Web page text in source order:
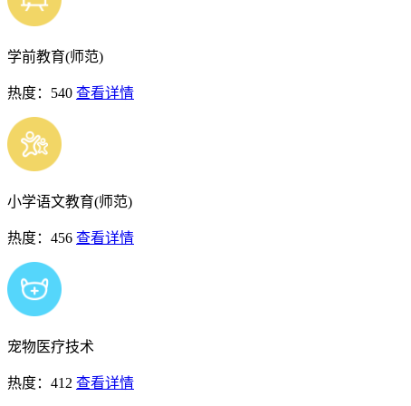
学前教育(师范)
热度：540 查看详情
小学语文教育(师范)
热度：456 查看详情
宠物医疗技术
热度：412 查看详情